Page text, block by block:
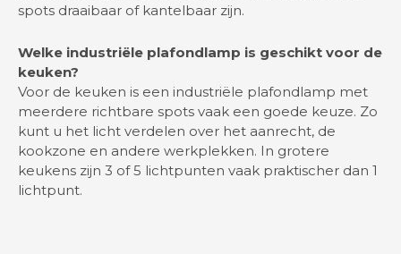
spots draaibaar of kantelbaar zijn.
Welke industriële plafondlamp is geschikt voor de
keuken?
Voor de keuken is een industriële plafondlamp met
meerdere richtbare spots vaak een goede keuze. Zo
kunt u het licht verdelen over het aanrecht, de
kookzone en andere werkplekken. In grotere
keukens zijn 3 of 5 lichtpunten vaak praktischer dan 1
lichtpunt.